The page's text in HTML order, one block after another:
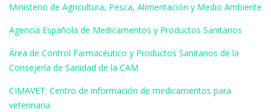
desde
11,50€
37,95€
Ministerio de Agricultura, Pesca, Alimentación y Medio Ambiente
Agencia Española de Medicamentos y Productos Sanitarios
Área de Control Farmacéutico y Productos Sanitarios de la
Consejería de Sanidad de la CAM
CIMAVET: Centro de información de medicamentos para
veterinaria